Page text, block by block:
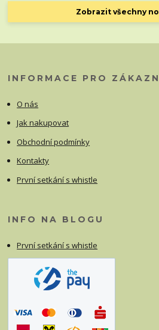
Zobrazit všechny
INFORMACE PRO
O nás
Jak nakupovat
Obchodní podmínky
Kontakty
První setkání s whistle
INFO NA BLOGU
První setkání s whistle